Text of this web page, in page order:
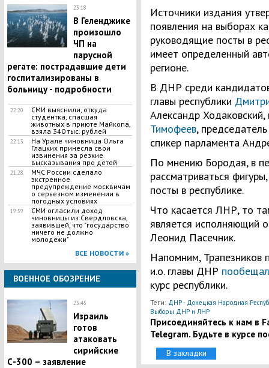
23:18
​В Геленджике
произошло
ЧП на
парусной
регате: пострадавшие дети
госпитализированы в
больницу - подробности
22:20
СМИ выяснили, откуда
студентка, спасшая
животных в приюте Майкопа,
взяла 340 тыс. рублей
22:13
На Урале чиновница Ольга
Глацких принесла свои
извинения за резкие
высказывания про детей
21:28
МЧС России сделало
экстренное
предупреждение москвичам
о серьезном изменении в
погодных условиях
19:59
СМИ огласили доход
чиновницы из Свердловска,
заявившей, что "государство
ничего не должно
молодежи"
ВСЕ НОВОСТИ »
ВОЕННОЕ ОБОЗРЕНИЕ
23:45
Израиль
готов
атаковать
сирийские
С-300 – заявление
Источники издания
появления на выборах
руководящие посты в
имеет определенный
регионе.
В ДНР среди
главы республики
Александр
Тимофеев,
спикер парламента
По мнению Бородая, в
рассматриваться
посты в республике.
Что касается ЛНР, то
является исполняющий
Леонид Пасечник.
Напомним, Трапезников
и.о. главы ДНР
курс республики.
Теги: ДНР - Донецкая Народная
Выборы ДНР и ЛНР
Присоединяйтесь к нам в
Telegram. Будьте в курсе
В закладки